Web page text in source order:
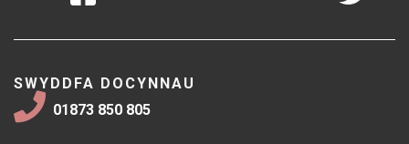
SWYDDFA DOCYNNAU
01873 850 805